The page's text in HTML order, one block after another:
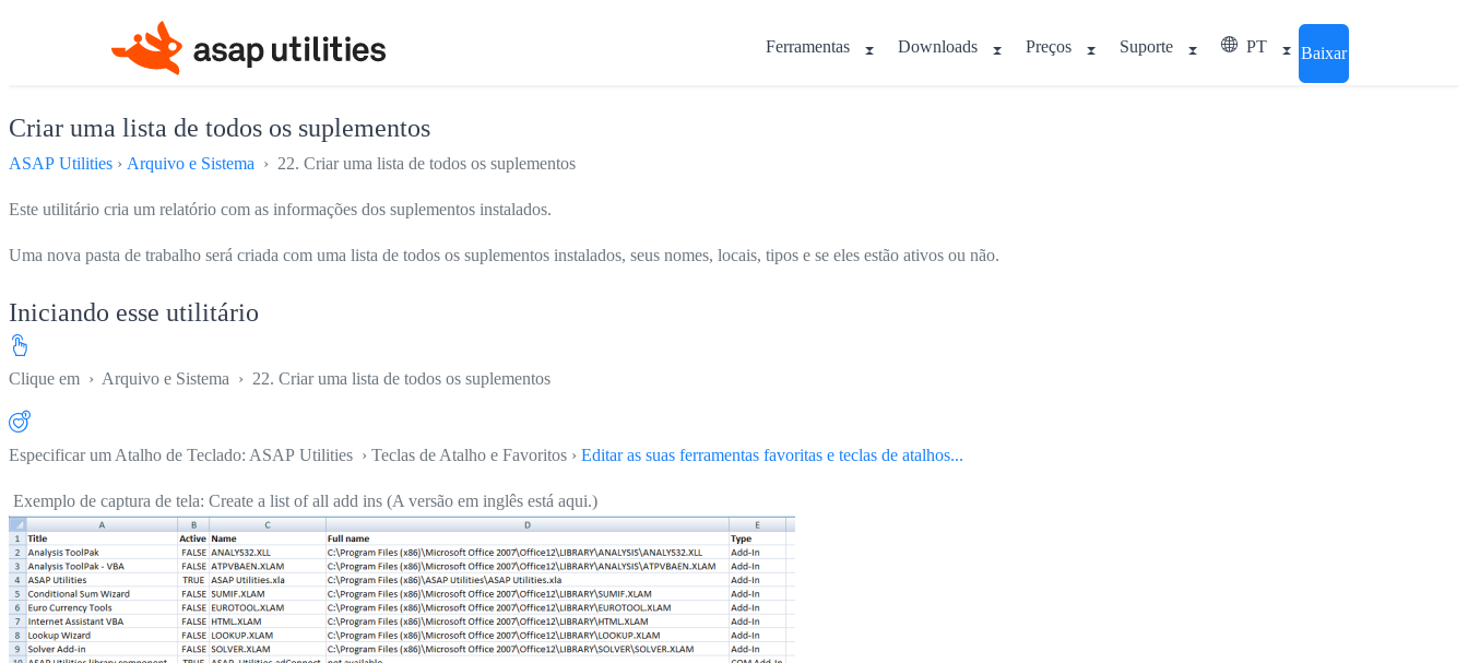
Ferramentas Downloads Preços Suporte PT Baixar
Criar uma lista de todos os suplementos
ASAP Utilities › Arquivo e Sistema › 22. Criar uma lista de todos os suplementos
Este utilitário cria um relatório com as informações dos suplementos instalados.
Uma nova pasta de trabalho será criada com uma lista de todos os suplementos instalados, seus nomes, locais, tipos e se eles estão ativos ou não.
Iniciando esse utilitário
Clique em › Arquivo e Sistema › 22. Criar uma lista de todos os suplementos
Especificar um Atalho de Teclado: ASAP Utilities › Teclas de Atalho e Favoritos › Editar as suas ferramentas favoritas e teclas de atalhos...
Exemplo de captura de tela: Create a list of all add ins (A versão em inglês está aqui.)